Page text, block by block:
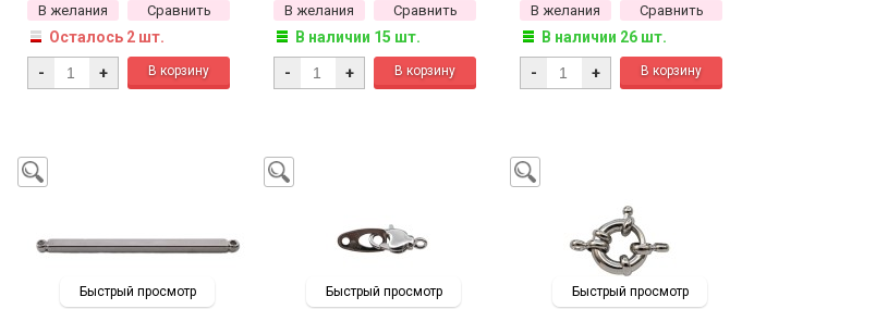
В желания Сравнить
Осталось 2 шт.
- +
В желания Сравнить
В наличии 15 шт.
- +
В желания Сравнить
В наличии 26 шт.
- +
Быстрый просмотр Быстрый просмотр Быстрый просмотр